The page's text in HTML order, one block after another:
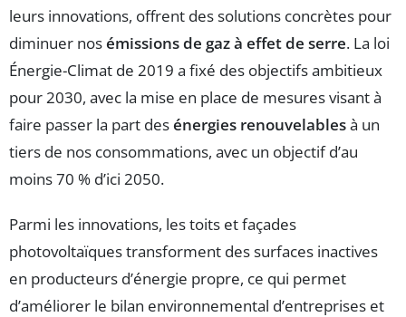
leurs innovations, offrent des solutions concrètes pour
diminuer nosémissions de gaz à effet de serre. La loi
Énergie-Climat de 2019 a fixé des objectifs ambitieux
pour 2030, avec la mise en place de mesures visant à
faire passer la part desénergies renouvelablesà un
tiers de nos consommations, avec un objectif d’au
moins 70 % d’ici 2050.
Parmi les innovations, les toits et façades
photovoltaïques transforment des surfaces inactives
en producteurs d’énergie propre, ce qui permet
d’améliorer le bilan environnemental d’entreprises et